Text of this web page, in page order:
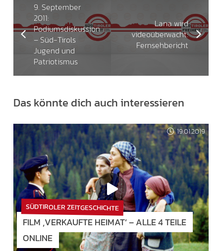
9. September
2011:
Podiumsdiskussion
– Süd-Tirols
Jugend und
Patriotismus
Lana wird
videoüberwacht:
Fernsehbericht
Das könnte dich auch interessieren
19.01.2019
SÜDTIROLER ZEITGESCHICHTE
FILM ‚VERKAUFTE HEIMAT‘ – ALLE 4 TEILE
ONLINE